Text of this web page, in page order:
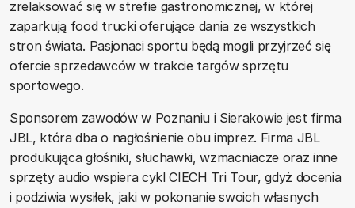
zrelaksować się w strefie gastronomicznej, w której
zaparkują food trucki oferujące dania ze wszystkich
stron świata. Pasjonaci sportu będą mogli przyjrzeć się
ofercie sprzedawców w trakcie targów sprzętu
sportowego.
Sponsorem zawodów w Poznaniu i Sierakowie jest firma
JBL, która dba o nagłośnienie obu imprez. Firma JBL
produkująca głośniki, słuchawki, wzmacniacze oraz inne
sprzęty audio wspiera cykl CIECH Tri Tour, gdyż docenia
i podziwia wysiłek, jaki w pokonanie swoich własnych